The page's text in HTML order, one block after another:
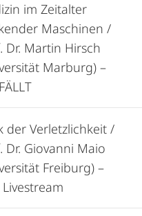
im Zeitalter
Maschinen /
Dr. Martin Hirsch
Marburg) –
der Verletzlichkeit /
Dr. Giovanni Maio
Freiburg) –